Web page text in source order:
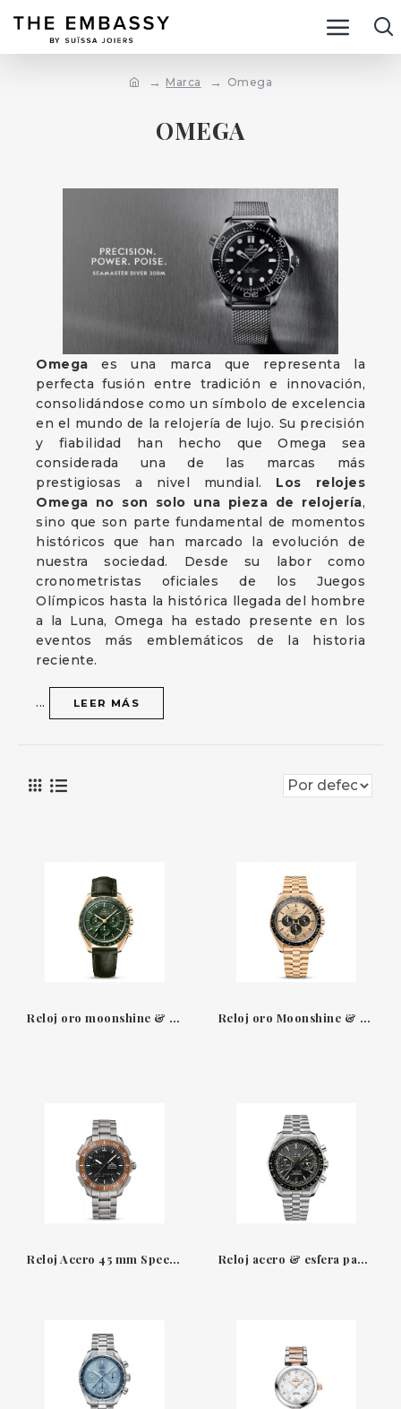
Marca Omega
OMEGA
Omega es una marca que representa la
perfecta fusión entre tradición e innovación,
consolidándose como un símbolo de excelencia
en el mundo de la relojería de lujo. Su precisión
y fiabilidad han hecho que Omega sea
considerada una de las marcas más
prestigiosas a nivel mundial. Los relojes
Omega no son solo una pieza de relojería,
sino que son parte fundamental de momentos
históricos que han marcado la evolución de
nuestra sociedad. Desde su labor como
cronometristas oficiales de los Juegos
Olímpicos hasta la histórica llegada del hombre
a la Luna, Omega ha estado presente en los
eventos más emblemáticos de la historia
reciente.
... LEER MÁS
Reloj oro moonshine & esfera verde cronógrafo Speedmaster Moonwatch Omega Reloj oro Moonshine & esfera amarilla cronógrafo Speedmaster Moonwatch Omega
Reloj Acero 45 mm Speedmaster Marstimer Chronograph Reloj acero & esfera panel de abeja Speedmaster Super Racing Omega